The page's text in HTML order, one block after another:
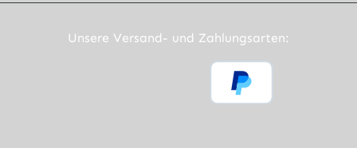
Unsere Versand- und Zahlungsarten: